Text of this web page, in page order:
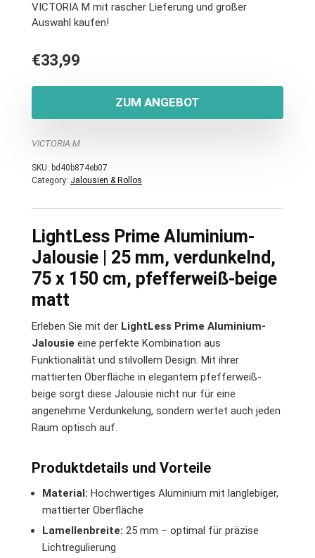
VICTORIA M mit rascher Lieferung und großer
Auswahl kaufen!
€33,99
ZUM ANGEBOT
VICTORIA M
SKU: bd40b874eb07
Category: Jalousien & Rollos
LightLess Prime Aluminium-
Jalousie | 25 mm, verdunkelnd,
75 x 150 cm, pfefferweiß-beige
matt
Erleben Sie mit der LightLess Prime Aluminium-
Jalousie eine perfekte Kombination aus
Funktionalität und stilvollem Design. Mit ihrer
mattierten Oberfläche in elegantem pfefferweiß-
beige sorgt diese Jalousie nicht nur für eine
angenehme Verdunkelung, sondern wertet auch jeden
Raum optisch auf.
Produktdetails und Vorteile
Material: Hochwertiges Aluminium mit langlebiger,
mattierter Oberfläche
Lamellenbreite: 25 mm – optimal für präzise
Lichtregulierung